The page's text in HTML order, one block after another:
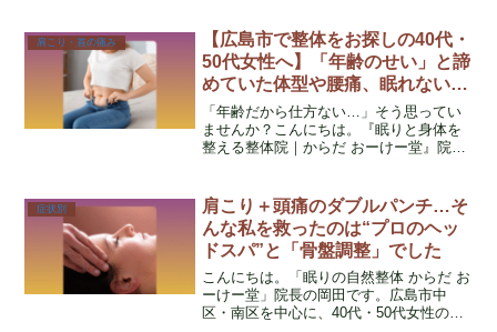
島市南区にも伺っています。また、中区
の店舗では「整体眞田...
肩こり・首の痛み
【広島市で整体をお探しの40代・
50代女性へ】「年齢のせい」と諦
めていた体型や腰痛、眠れない毎
日に本当の理由があります
「年齢だから仕方ない…」そう思ってい
ませんか？こんにちは。『眠りと身体を
整える整体院｜からだ おーけー堂』院長
上、看護師として多くの方の体と向き合
ってきました。そして...
症状別
肩こり＋頭痛のダブルパンチ…そ
んな私を救ったのは“プロのヘッ
ドスパ”と「骨盤調整」でした
こんにちは。「眠りの自然整体 からだ お
ーけー堂」院長の岡田です。広島市中
区・南区を中心に、40代・50代女性の不